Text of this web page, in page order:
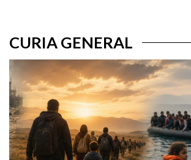
CURIA GENERAL